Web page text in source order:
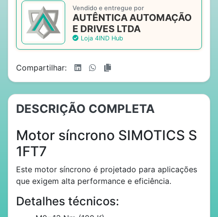
Vendido e entregue por
AUTÊNTICA AUTOMAÇÃO
E DRIVES LTDA
Loja 4IND Hub
Compartilhar:
DESCRIÇÃO COMPLETA
Motor síncrono SIMOTICS S
1FT7
Este motor síncrono é projetado para aplicações
que exigem alta performance e eficiência.
Detalhes técnicos: